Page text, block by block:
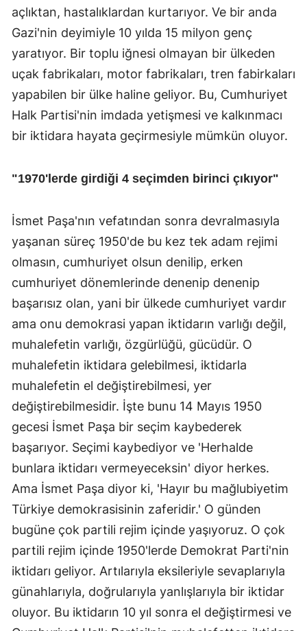
açlıktan, hastalıklardan kurtarıyor. Ve bir anda
Gazi'nin deyimiyle 10 yılda 15 milyon genç
yaratıyor. Bir toplu iğnesi olmayan bir ülkeden
uçak fabrikaları, motor fabrikaları, tren fabirkaları
yapabilen bir ülke haline geliyor. Bu, Cumhuriyet
Halk Partisi'nin imdada yetişmesi ve kalkınmacı
bir iktidara hayata geçirmesiyle mümkün oluyor.
"1970'lerde girdiği 4 seçimden birinci çıkıyor"
İsmet Paşa'nın vefatından sonra devralmasıyla
yaşanan süreç 1950'de bu kez tek adam rejimi
olmasın, cumhuriyet olsun denilip, erken
cumhuriyet dönemlerinde denenip denenip
başarısız olan, yani bir ülkede cumhuriyet vardır
ama onu demokrasi yapan iktidarın varlığı değil,
muhalefetin varlığı, özgürlüğü, gücüdür. O
muhalefetin iktidara gelebilmesi, iktidarla
muhalefetin el değiştirebilmesi, yer
değiştirebilmesidir. İşte bunu 14 Mayıs 1950
gecesi İsmet Paşa bir seçim kaybederek
başarıyor. Seçimi kaybediyor ve 'Herhalde
bunlara iktidarı vermeyeceksin' diyor herkes.
Ama İsmet Paşa diyor ki, 'Hayır bu mağlubiyetim
Türkiye demokrasisinin zaferidir.' O günden
bugüne çok partili rejim içinde yaşıyoruz. O çok
partili rejim içinde 1950'lerde Demokrat Parti'nin
iktidarı geliyor. Artılarıyla eksileriyle sevaplarıyla
günahlarıyla, doğrularıyla yanlışlarıyla bir iktidar
oluyor. Bu iktidarın 10 yıl sonra el değiştirmesi ve